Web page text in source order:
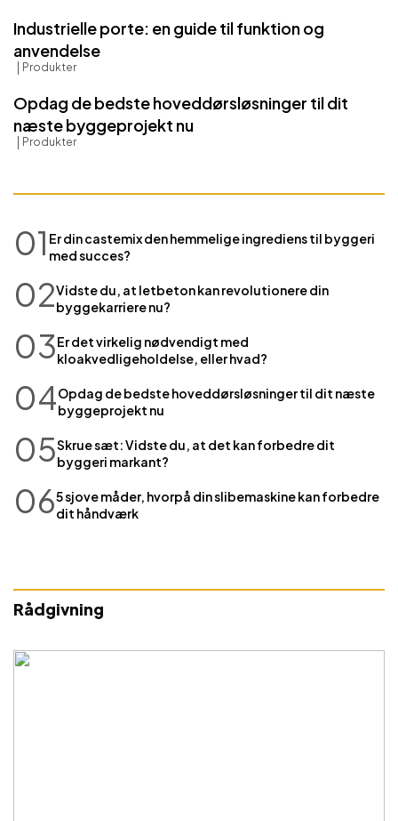
Industrielle porte: en guide til funktion og
anvendelse
Produkter
Opdag de bedste hoveddørsløsninger til dit
næste byggeprojekt nu
Produkter
01 Er din castemix den hemmelige ingrediens til byggeri
med succes?
02Vidste du, at letbeton kan revolutionere din
byggekarriere nu?
03Er det virkelig nødvendigt med
kloakvedligeholdelse, eller hvad?
04Opdag de bedste hoveddørsløsninger til dit næste
byggeprojekt nu
05Skrue sæt: Vidste du, at det kan forbedre dit
byggeri markant?
065 sjove måder, hvorpå din slibemaskine kan forbedre
dit håndværk
Rådgivning